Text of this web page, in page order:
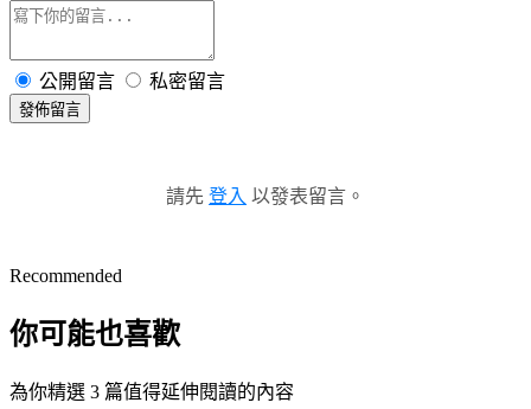
公開留言 私密留言
發佈留言
請先 登入 以發表留言。
Recommended
你可能也喜歡
為你精選 3 篇值得延伸閱讀的內容